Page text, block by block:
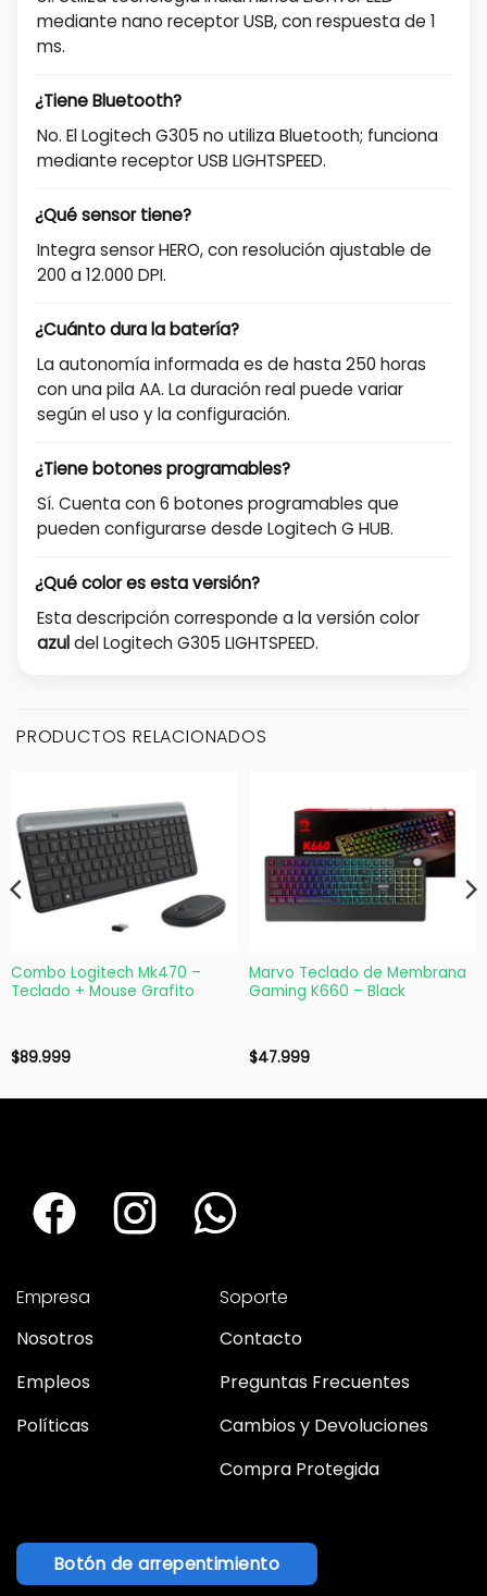
mediante nano receptor USB, con respuesta de 1
ms.
¿Tiene Bluetooth?
No. El Logitech G305 no utiliza Bluetooth; funciona
mediante receptor USB LIGHTSPEED.
¿Qué sensor tiene?
Integra sensor HERO, con resolución ajustable de
200 a 12.000 DPI.
¿Cuánto dura la batería?
La autonomía informada es de hasta 250 horas
con una pila AA. La duración real puede variar
según el uso y la configuración.
¿Tiene botones programables?
Sí. Cuenta con 6 botones programables que
pueden configurarse desde Logitech G HUB.
¿Qué color es esta versión?
Esta descripción corresponde a la versión color
azuldel Logitech G305 LIGHTSPEED.
PRODUCTOS RELACIONADOS
Combo Logitech Mk470 –
Teclado + Mouse Grafito
$89.999
Marvo Teclado de Membrana
Gaming K660 – Black
$47.999
Empresa
Nosotros
Empleos
Políticas
Soporte
Contacto
Preguntas Frecuentes
Cambios y Devoluciones
Compra Protegida
Botón de arrepentimiento